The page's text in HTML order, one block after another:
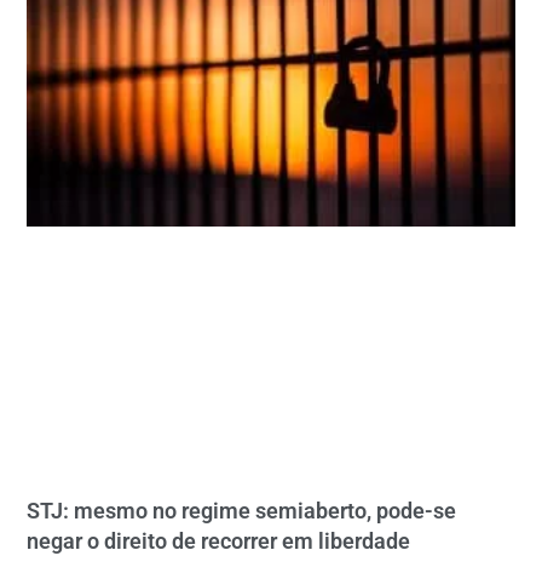
STJ: mesmo no regime semiaberto, pode-se
negar o direito de recorrer em liberdade